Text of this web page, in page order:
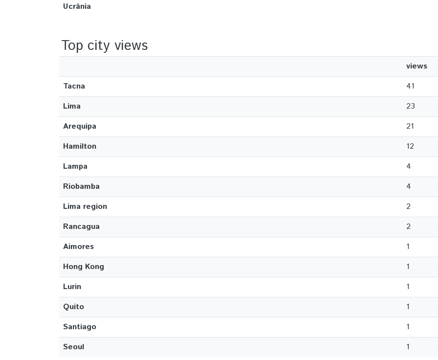
Ucrânia
Top city views
views
Tacna
41
Lima
23
Arequipa
21
Hamilton
12
Lampa
4
Riobamba
4
Lima region
2
Rancagua
2
Aimores
1
Hong Kong
1
Lurin
1
Quito
1
Santiago
1
Seoul
1